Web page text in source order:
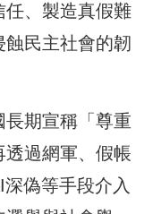
任、製造真假難
民主社會的韌
長期宣稱「尊重
透過網軍、假帳
偽等手段介入